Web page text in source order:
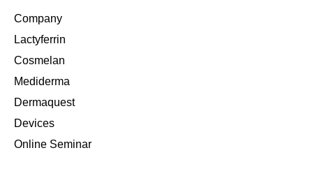
Company
Lactyferrin
Cosmelan
Mediderma
Dermaquest
Devices
Online Seminar